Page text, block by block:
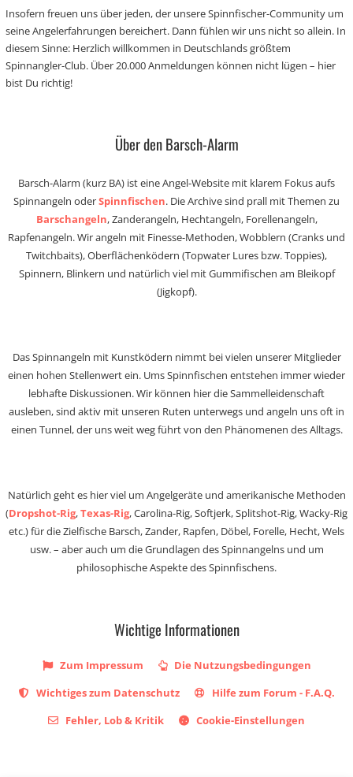
Insofern freuen uns über jeden, der unsere Spinnfischer-Community um
seine Angelerfahrungen bereichert. Dann fühlen wir uns nicht so allein. In
diesem Sinne: Herzlich willkommen in Deutschlands größtem
Spinnangler-Club. Über 20.000 Anmeldungen können nicht lügen – hier
bist Du richtig!
Über den Barsch-Alarm
Barsch-Alarm (kurz BA) ist eine Angel-Website mit klarem Fokus aufs
Spinnangeln oderSpinnfischen. Die Archive sind prall mit Themen zu
Barschangeln, Zanderangeln, Hechtangeln, Forellenangeln,
Rapfenangeln. Wir angeln mit Finesse-Methoden, Wobblern (Cranks und
Twitchbaits), Oberflächenködern (Topwater Lures bzw. Toppies),
Spinnern, Blinkern und natürlich viel mit Gummifischen am Bleikopf
(Jigkopf).
Das Spinnangeln mit Kunstködern nimmt bei vielen unserer Mitglieder
einen hohen Stellenwert ein. Ums Spinnfischen entstehen immer wieder
lebhafte Diskussionen. Wir können hier die Sammelleidenschaft
ausleben, sind aktiv mit unseren Ruten unterwegs und angeln uns oft in
einen Tunnel, der uns weit weg führt von den Phänomenen des Alltags.
Natürlich geht es hier viel um Angelgeräte und amerikanische Methoden
(Dropshot-Rig,Texas-Rig, Carolina-Rig, Softjerk, Splitshot-Rig, Wacky-Rig
etc.) für die Zielfische Barsch, Zander, Rapfen, Döbel, Forelle, Hecht, Wels
usw. – aber auch um die Grundlagen des Spinnangelns und um
philosophische Aspekte des Spinnfischens.
Wichtige Informationen
Zum Impressum
Die Nutzungsbedingungen
Wichtiges zum Datenschutz
Hilfe zum Forum - F.A.Q.
Fehler, Lob & Kritik
Cookie-Einstellungen